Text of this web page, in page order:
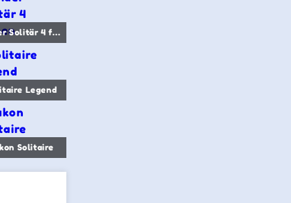
Spider Solitär 4 farben
Legend
Solitaire